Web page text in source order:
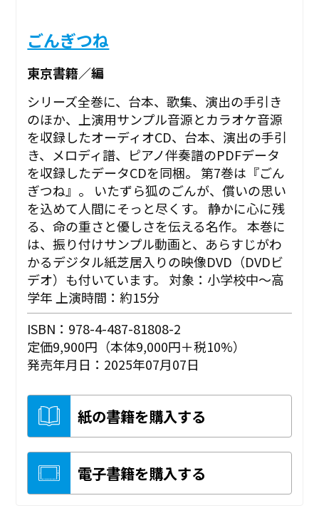
ごんぎつね
東京書籍／編
シリーズ全巻に、台本、歌集、演出の手引き
のほか、上演用サンプル音源とカラオケ音源
を収録したオーディオCD、台本、演出の手引
き、メロディ譜、ピアノ伴奏譜のPDFデータ
を収録したデータCDを同梱。 第7巻は『ごん
ぎつね』。 いたずら狐のごんが、償いの思い
を込めて人間にそっと尽くす。 静かに心に残
る、命の重さと優しさを伝える名作。 本巻に
は、振り付けサンプル動画と、あらすじがわ
かるデジタル紙芝居入りの映像DVD（DVDビ
デオ）も付いています。 対象：小学校中～高
学年 上演時間：約15分
ISBN：978-4-487-81808-2
定価9,900円（本体9,000円＋税10%）
発売年月日：2025年07月07日
紙の書籍を購入する
電子書籍を購入する